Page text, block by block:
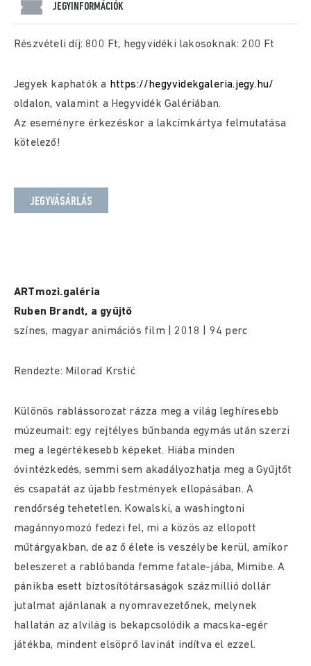
JEGYINFORMÁCIÓK
Részvételi díj: 800 Ft, hegyvidéki lakosoknak: 200 Ft
Jegyek kaphatók a https://hegyvidekgaleria.jegy.hu/
oldalon, valamint a Hegyvidék Galériában.
Az eseményre érkezéskor a lakcímkártya felmutatása
kötelező!
JEGYVÁSÁRLÁS
ARTmozi.galéria
Ruben Brandt, a gyűjtő
színes, magyar animációs film | 2018 | 94 perc
Rendezte: Milorad Krstić
Különös rablássorozat rázza meg a világ leghíresebb
múzeumait: egy rejtélyes bűnbanda egymás után szerzi
meg a legértékesebb képeket. Hiába minden
óvintézkedés, semmi sem akadályozhatja meg a Gyűjtőt
és csapatát az újabb festmények ellopásában. A
rendőrség tehetetlen. Kowalski, a washingtoni
magánnyomozó fedezi fel, mi a közös az ellopott
műtárgyakban, de az ő élete is veszélybe kerül, amikor
beleszeret a rablóbanda femme fatale-jába, Mimibe. A
pánikba esett biztosítótársaságok százmillió dollár
jutalmat ajánlanak a nyomravezetőnek, melynek
hallatán az alvilág is bekapcsolódik a macska-egér
játékba, mindent elsöprő lavinát indítva el ezzel.